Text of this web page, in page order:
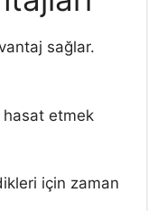
sağlar.
hasat etmek
için zaman